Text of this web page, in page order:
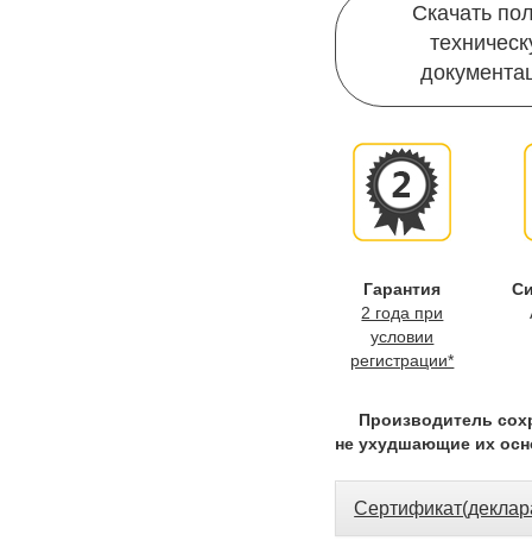
Скачать
Гарантия
2 года при
условии
регистрации*
Производитель
не ухудшающие их